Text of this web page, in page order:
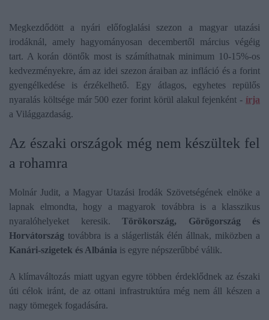
Megkezdődött a nyári előfoglalási szezon a magyar utazási
irodáknál, amely hagyományosan decembertől március végéig
tart. A korán döntők most is számíthatnak minimum 10-15%-os
kedvezményekre, ám az idei szezon áraiban az infláció és a forint
gyengélkedése is érzékelhető. Egy átlagos, egyhetes repülős
nyaralás költsége már 500 ezer forint körül alakul fejenként - írja
a Világgazdaság.
Az északi országok még nem készültek fel
a rohamra
Molnár Judit, a Magyar Utazási Irodák Szövetségének elnöke a
lapnak elmondta, hogy a magyarok továbbra is a klasszikus
nyaralóhelyeket keresik. Törökország, Görögország és
Horvátország továbbra is a slágerlisták élén állnak, miközben a
Kanári-szigetek és Albánia is egyre népszerűbbé válik.
A klímaváltozás miatt ugyan egyre többen érdeklődnek az északi
úti célok iránt, de az ottani infrastruktúra még nem áll készen a
nagy tömegek fogadására.